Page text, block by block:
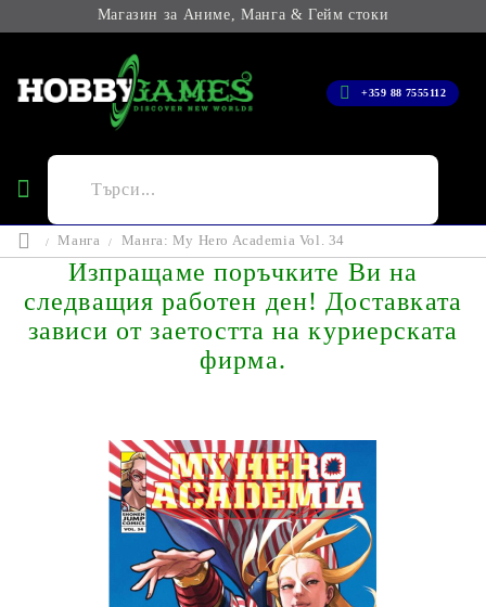
Магазин за Аниме, Манга & Гейм стоки
+359 88 7555112
Манга Манга: My Hero Academia Vol. 34
Изпращаме поръчките Ви на
следващия работен ден! Доставката
зависи от заетостта на куриерската
фирма.